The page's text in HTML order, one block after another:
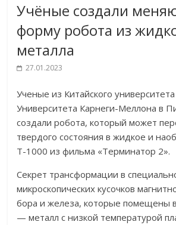
Учёные создали
форму робота из
металла
27.01.2023
Ученые из Китайского
Университета Карнеги-Меллона в
создали робота, который может
твердого состояния в жидкое и
T-1000 из фильма «Терминатор 2».
Секрет трансформации в
микроскопических кусочков
бора и железа, которые помещены
— металл с низкой температурой